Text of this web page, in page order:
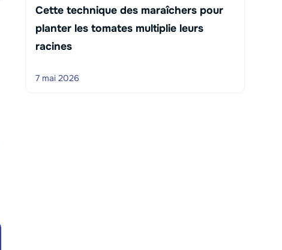
Cette technique des maraîchers pour
planter les tomates multiplie leurs
racines
7 mai 2026